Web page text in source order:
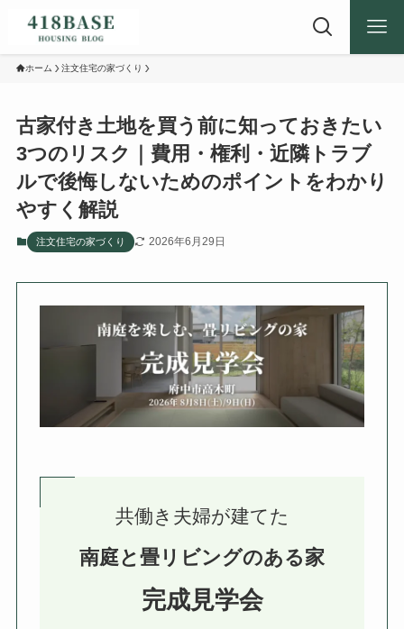
ホーム 注文住宅の家づくり
古家付き土地を買う前に知っておきたい
3つのリスク｜費用・権利・近隣トラブ
ルで後悔しないためのポイントをわかり
やすく解説
注文住宅の家づくり 2026年6月29日
共働き夫婦が建てた
南庭と畳リビングのある家
完成見学会